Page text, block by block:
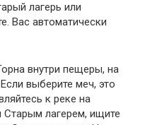
лагерь или
Вас автоматически
внутри пещеры, на
выберите меч, это
к реке на
лагерем, ищите